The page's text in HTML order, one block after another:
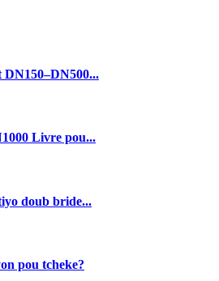
Livre pou...
doub bride...
pou tcheke?